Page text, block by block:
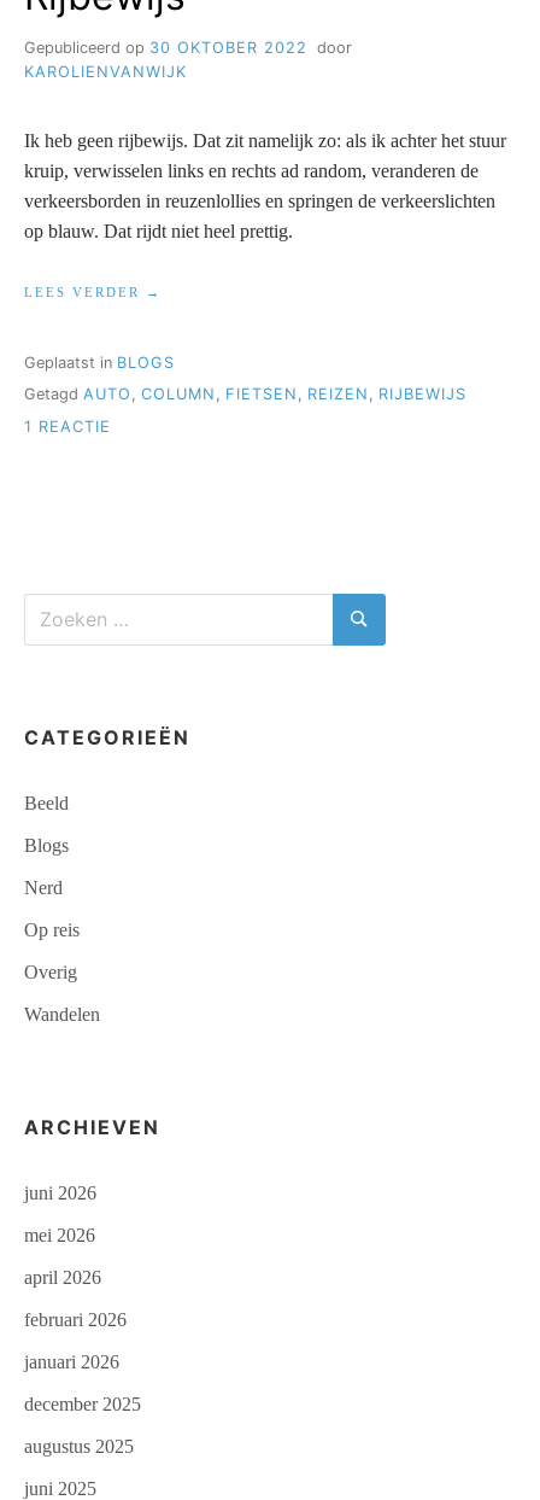
Gepubliceerd op 30 OKTOBER 2022
door
KAROLIENVANWIJK
Ik heb geen rijbewijs. Dat zit namelijk zo: als ik achter het stuur
kruip, verwisselen links en rechts ad random, veranderen de
verkeersborden in reuzenlollies en springen de verkeerslichten
op blauw. Dat rijdt niet heel prettig.
LEES VERDER “RIJBEWIJS”
Geplaatst in BLOGS
Getagd AUTO , COLUMN , FIETSEN , REIZEN , RIJBEWIJS
1 REACTIE
Zoeken
Zoeken
CATEGORIEËN
Beeld
Blogs
Nerd
Op reis
Overig
Wandelen
ARCHIEVEN
juni 2026
mei 2026
april 2026
februari 2026
januari 2026
december 2025
augustus 2025
juni 2025